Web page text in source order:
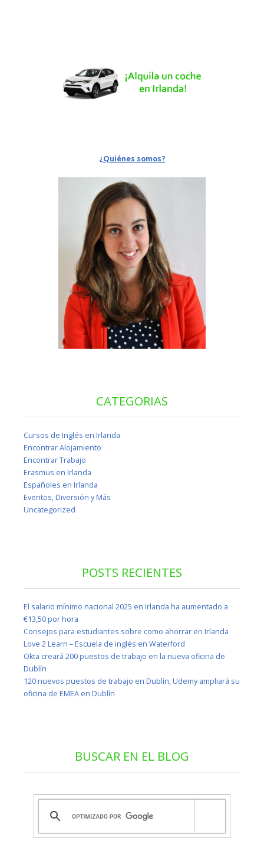
¿Quiénes somos?
CATEGORIAS
Cursos de Inglés en Irlanda
Encontrar Alojamiento
Encontrar Trabajo
Erasmus en Irlanda
Españoles en Irlanda
Eventos, Diversión y Más
Uncategorized
POSTS RECIENTES
El salario mínimo nacional 2025 en Irlanda ha aumentado a
€13,50 por hora
Consejos para estudiantes sobre como ahorrar en Irlanda
Love 2 Learn – Escuela de inglés en Waterford
Okta creará 200 puestos de trabajo en la nueva oficina de
Dublín
120 nuevos puestos de trabajo en Dublín, Udemy ampliará su
oficina de EMEA en Dublín
BUSCAR EN EL BLOG